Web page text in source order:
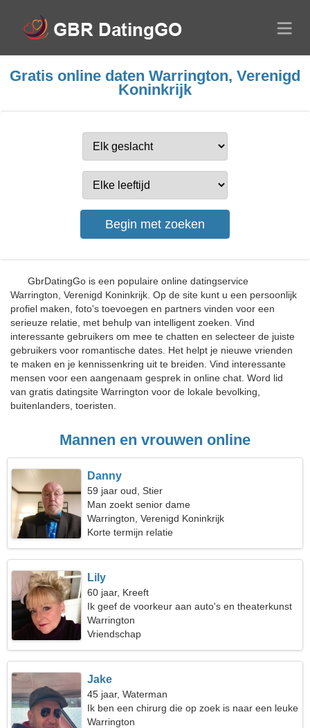
Gratis online daten Warrington, Verenigd
Koninkrijk
GbrDatingGo is een populaire online datingservice
Warrington, Verenigd Koninkrijk. Op de site kunt u een persoonlijk
profiel maken, foto's toevoegen en partners vinden voor een
serieuze relatie, met behulp van intelligent zoeken. Vind
interessante gebruikers om mee te chatten en selecteer de juiste
gebruikers voor romantische dates. Het helpt je nieuwe vrienden
te maken en je kennissenkring uit te breiden. Vind interessante
mensen voor een aangenaam gesprek in online chat. Word lid
van gratis datingsite Warrington voor de lokale bevolking,
buitenlanders, toeristen.
Mannen en vrouwen online
Danny
59 jaar oud, Stier
Man zoekt senior dame
Warrington, Verenigd Koninkrijk
Korte termijn relatie
Lily
60 jaar, Kreeft
Ik geef de voorkeur aan auto's en theaterkunst
Warrington
Vriendschap
Jake
45 jaar, Waterman
Ik ben een chirurg die op zoek is naar een leuke
vrouw
Warrington